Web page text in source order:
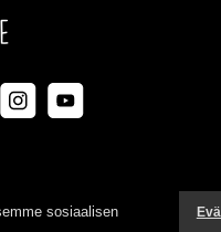
sosiaalisen